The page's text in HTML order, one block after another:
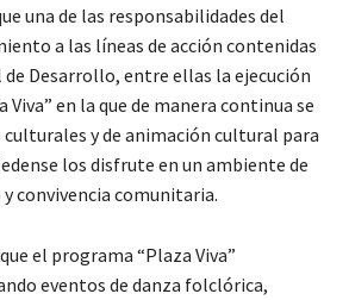
una de las responsabilidades del
a las líneas de acción contenidas
Desarrollo, entre ellas la ejecución
en la que de manera continua se
y de animación cultural para
los disfrute en un ambiente de
convivencia comunitaria.
el programa “Plaza Viva”
eventos de danza folclórica,